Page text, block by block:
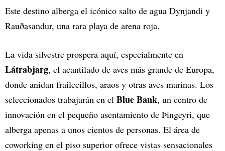
Este destino alberga el icónico salto de agua Dynjandi y
Rauðasandur, una rara playa de arena roja.
La vida silvestre prospera aquí, especialmente en
Látrabjarg, el acantilado de aves más grande de Europa,
donde anidan frailecillos, araos y otras aves marinas. Los
seleccionados trabajarán en el Blue Bank, un centro de
innovación en el pequeño asentamiento de Þingeyri, que
alberga apenas a unos cientos de personas. El área de
coworking en el piso superior ofrece vistas sensacionales